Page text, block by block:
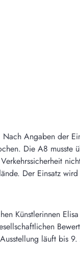
Angaben der
Die A8 musste
Der Einsatz
Künstlerinnen
läuft bis